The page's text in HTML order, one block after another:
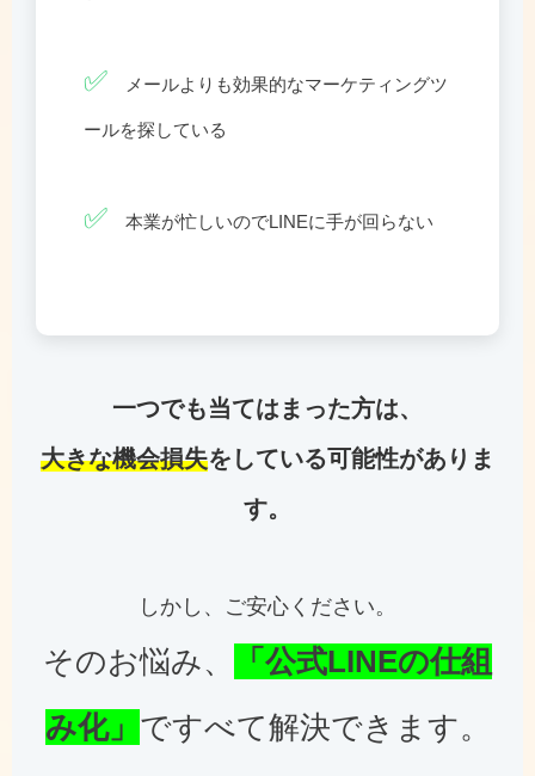
✅ メールよりも効果的なマーケティングツ
ールを探している
✅ 本業が忙しいのでLINEに手が回らない
一つでも当てはまった方は、
大きな機会損失をしている可能性がありま
す。
しかし、ご安心ください。
そのお悩み、
「公式LINEの仕組
み化」 ですべて解決できます。